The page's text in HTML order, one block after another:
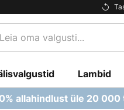
Lambid
allahindlust üle 20 000